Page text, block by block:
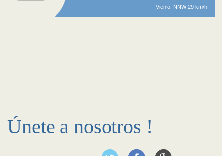
Viento: NNW 29 km/h
Únete a nosotros !